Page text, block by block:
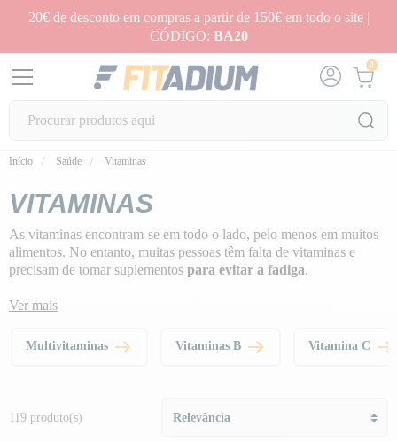
20€ de desconto em compras a partir de 150€ em todo o site |
CÓDIGO: BA20
0
Início Saúde Vitaminas
VITAMINAS
As vitaminas encontram-se em todo o lado, pelo menos em muitos
alimentos. No entanto, muitas pessoas têm falta de vitaminas e
precisam de tomar suplementos para evitar a fadiga.
As vitaminas permitem que
Ver mais
Multivitaminas Vitaminas B Vitamina C
119 produto(s)